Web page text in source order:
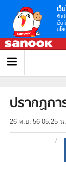
เว็
รับป
เว็บ
นโย
ปรากฏก
26 พ.ย. 56 05.25 น.